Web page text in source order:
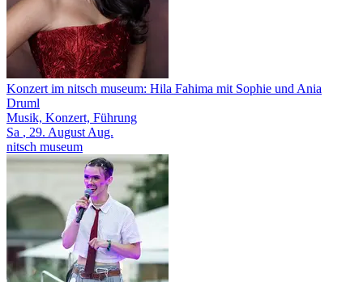
Konzert im nitsch museum: Hila Fahima mit Sophie und Ania
Druml
Musik, Konzert, Führung
Sa , 29. August Aug.
nitsch museum